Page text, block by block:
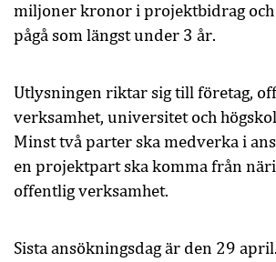
miljoner kronor i projektbidrag
pågå som längst under 3 år.
Utlysningen riktar sig till företag,
verksamhet, universitet och
Minst två parter ska medverka i
en projektpart ska komma från
offentlig verksamhet.
Sista ansökningsdag är den 29